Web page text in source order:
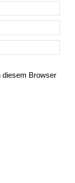
diesem Browser